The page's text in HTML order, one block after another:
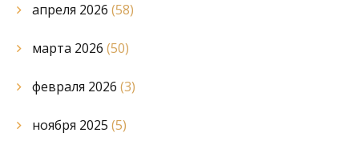
апреля 2026 (58)
марта 2026 (50)
февраля 2026 (3)
ноября 2025 (5)